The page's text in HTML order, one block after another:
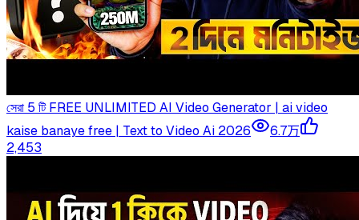
সেরা 5 টি FREE UNLIMITED AI Video Generator | ai video
kaise banaye free | Text to Video Ai 2026
6.7万
2,453